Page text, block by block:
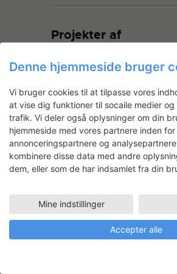
Projekter af
Emma Harris: Plant
undersøgt, hvordan tværartslige
samarbejder kan ændre vores
af landbrug, og hvordan man
analogt, taktilt æstetisk udtryk
Denne hjemmeside bruger
Vi bruger cookies til at tilpasse vores
at vise dig funktioner til socaile medier
trafik. Vi deler også oplysninger om din
hjemmeside med vores partnere inden for
annonceringspartnere og
kombinere disse data med andre
dem, eller som de har indsamlet fra din
Mine indstillinger
Accepter alle